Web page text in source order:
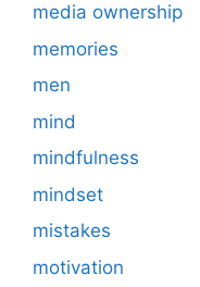
media ownership
memories
men
mind
mindfulness
mindset
mistakes
motivation